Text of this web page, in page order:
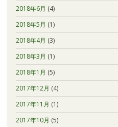
2018年6月 (4)
2018年5月 (1)
2018年4月 (3)
2018年3月 (1)
2018年1月 (5)
2017年12月 (4)
2017年11月 (1)
2017年10月 (5)